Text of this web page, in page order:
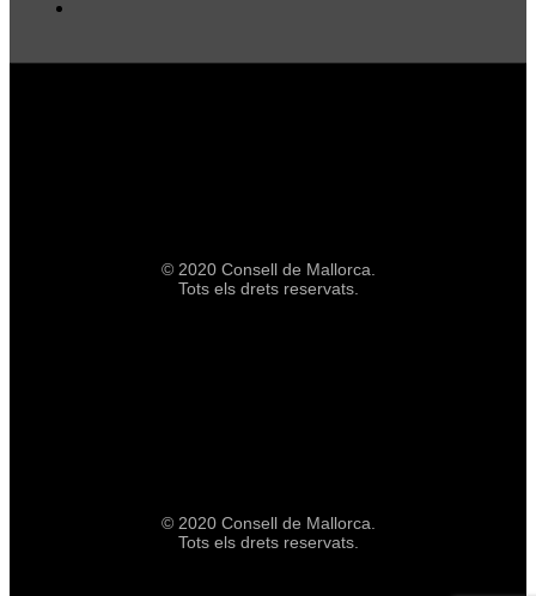
© 2020 Consell de Mallorca.
Tots els drets reservats.
© 2020 Consell de Mallorca.
Tots els drets reservats.